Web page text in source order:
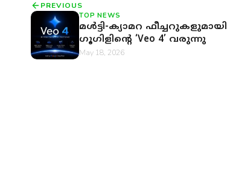
PREVIOUS
TOP NEWS
മൾട്ടി-ക്യാമറ ഫീച്ചറുകളുമായി
ഗൂഗിളിന്റെ ‘Veo 4’ വരുന്നു
May 18, 2026